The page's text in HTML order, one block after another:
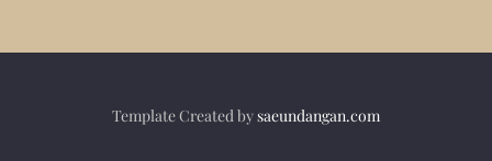
Template Created bysaeundangan.com